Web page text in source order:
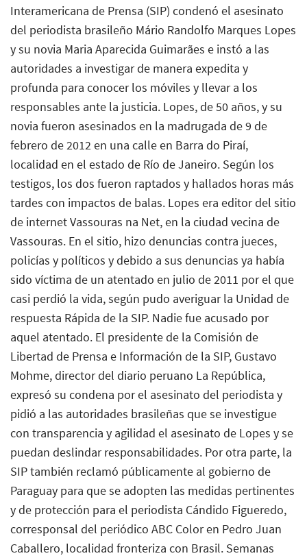
Interamericana de Prensa (SIP) condenó el asesinato
del periodista brasileño Mário Randolfo Marques Lopes
y su novia Maria Aparecida Guimarães e instó a las
autoridades a investigar de manera expedita y
profunda para conocer los móviles y llevar a los
responsables ante la justicia. Lopes, de 50 años, y su
novia fueron asesinados en la madrugada de 9 de
febrero de 2012 en una calle en Barra do Piraí,
localidad en el estado de Río de Janeiro. Según los
testigos, los dos fueron raptados y hallados horas más
tardes con impactos de balas. Lopes era editor del sitio
de internet Vassouras na Net, en la ciudad vecina de
Vassouras. En el sitio, hizo denuncias contra jueces,
policías y políticos y debido a sus denuncias ya había
sido víctima de un atentado en julio de 2011 por el que
casi perdió la vida, según pudo averiguar la Unidad de
respuesta Rápida de la SIP. Nadie fue acusado por
aquel atentado. El presidente de la Comisión de
Libertad de Prensa e Información de la SIP, Gustavo
Mohme, director del diario peruano La República,
expresó su condena por el asesinato del periodista y
pidió a las autoridades brasileñas que se investigue
con transparencia y agilidad el asesinato de Lopes y se
puedan deslindar responsabilidades. Por otra parte, la
SIP también reclamó públicamente al gobierno de
Paraguay para que se adopten las medidas pertinentes
y de protección para el periodista Cándido Figueredo,
corresponsal del periódico ABC Color en Pedro Juan
Caballero, localidad fronteriza con Brasil. Semanas